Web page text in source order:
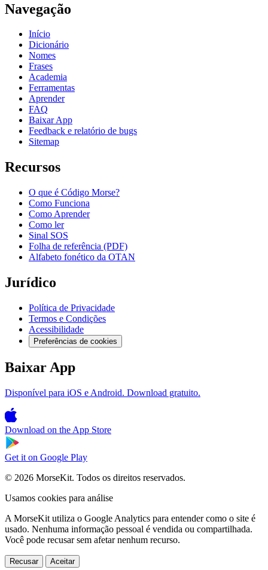
Navegação
Início
Dicionário
Nomes
Frases
Academia
Ferramentas
Aprender
FAQ
Baixar App
Feedback e relatório de bugs
Sitemap
Recursos
O que é Código Morse?
Como Funciona
Como Aprender
Como ler
Sinal SOS
Folha de referência (PDF)
Alfabeto fonético da OTAN
Jurídico
Política de Privacidade
Termos e Condições
Acessibilidade
Preferências de cookies
Baixar App
Disponível para iOS e Android. Download gratuito.
Download on the App Store
Get it on Google Play
© 2026 MorseKit. Todos os direitos reservados.
Usamos cookies para análise
A MorseKit utiliza o Google Analytics para entender como o site é
usado. Nenhuma informação pessoal é vendida ou compartilhada.
Você pode recusar sem afetar nenhum recurso.
Recusar Aceitar